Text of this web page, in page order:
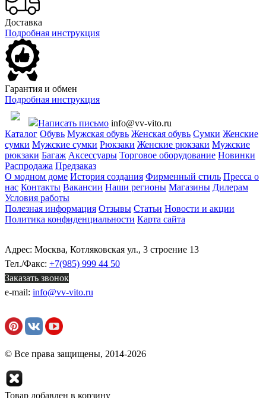
Доставка
Подробная инструкция
Гарантия и обмен
Подробная инструкция
Написать письмо info@vv-vito.ru
Каталог Обувь Мужская обувь Женская обувь Сумки Женские
сумки Мужские сумки Рюкзаки Женские рюкзаки Мужские
рюкзаки Багаж Аксессуары Торговое оборудование Новинки
Распродажа Предзаказ
О модном доме История создания Фирменный стиль Пресса о
нас Контакты Вакансии Наши регионы Магазины Дилерам
Условия работы
Полезная информация Отзывы Статьи Новости и акции
Политика конфиденциальности Карта сайта
Адрес: Москва, Котляковская ул., 3 строение 13
Тел./Факс: +7(985) 999 44 50
Заказать звонок
e-mail: info@vv-vito.ru
© Все права защищены, 2014-2026
Товар добавлен в корзину